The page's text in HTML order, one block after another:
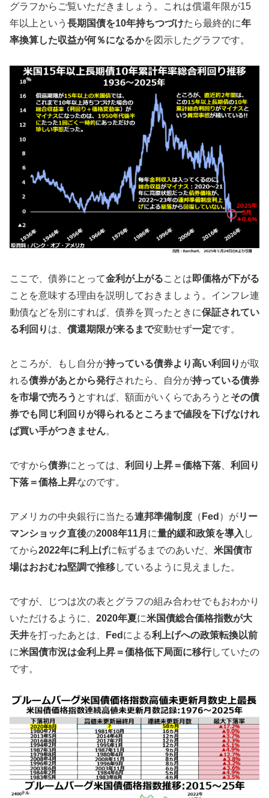
グラフからご覧いただきましょう。これは償還年限が15
年以上という 長期国債を10年持ちつづけたら最終的に年
率換算した収益が何％になるかを図示したグラフです。
ここで、債券にとって金利が上がることは即価格が下がる
ことを意味する理由を説明しておきましょう。インフレ連
動債などを別にすれば、債券を買ったときに保証されてい
る利回り は、 償還期限が来るまで変動せず一定です。
ところが、もし自分が持っている債券より高い利回り が取
れる債券があとから発行されたら、自分が持っている債券
を市場で売ろう とすれば、額面がいくらであろうと その債
券でも同じ利回りが得られるところまで値段を下げなけれ
ば買い手がつきません。
ですから債券にとっては、 利回り上昇＝価格下落
利回り
下落＝価格上昇なのです。
アメリカの中央銀行に当たる連邦準備制度 （ Fed ）がリー
マンショック直後の2008年11月 に量的緩和政策を導入 し
てから2022年に利上げに転ずるまでのあいだ、 米国債市
場はおおむね堅調で推移しているように見えました。
ですが、じつは次の表とグラフの組み合わせでもおわかり
いただけるように、 2020年夏に米国債総合価格指数が大
天井を打ったあとは、 Fed による利上げへの政策転換以前
に米国債市況は金利上昇＝価格低下局面に移行していたの
です。